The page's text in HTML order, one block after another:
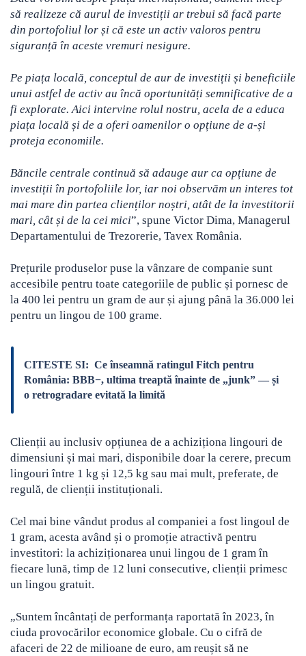
să realizeze că aurul de investiții ar trebui să facă parte
din portofoliul lor și că este un activ valoros pentru
siguranță în aceste vremuri nesigure.
Pe piața locală, conceptul de aur de investiții și beneficiile
unui astfel de activ au încă oportunități semnificative de a
fi explorate. Aici intervine rolul nostru, acela de a educa
piața locală și de a oferi oamenilor o opțiune de a-și
proteja economiile.
Băncile centrale continuă să adauge aur ca opțiune de
investiții în portofoliile lor, iar noi observăm un interes tot
mai mare din partea clienților noștri, atât de la investitorii
mari, cât și de la cei mici”, spune Victor Dima, Managerul
Departamentului de Trezorerie, Tavex România.
Prețurile produselor puse la vânzare de companie sunt
accesibile pentru toate categoriile de public și pornesc de
la 400 lei pentru un gram de aur și ajung până la 36.000 lei
pentru un lingou de 100 grame.
CITESTE SI: Ce înseamnă ratingul Fitch pentru
România: BBB−, ultima treaptă înainte de „junk” — și
o retrogradare evitată la limită
Clienții au inclusiv opțiunea de a achiziționa lingouri de
dimensiuni și mai mari, disponibile doar la cerere, precum
lingouri între 1 kg și 12,5 kg sau mai mult, preferate, de
regulă, de clienții instituționali.
Cel mai bine vândut produs al companiei a fost lingoul de
1 gram, acesta având și o promoție atractivă pentru
investitori: la achiziționarea unui lingou de 1 gram în
fiecare lună, timp de 12 luni consecutive, clienții primesc
un lingou gratuit.
„Suntem încântați de performanța raportată în 2023, în
ciuda provocărilor economice globale. Cu o cifră de
afaceri de 22 de milioane de euro, am reușit să ne